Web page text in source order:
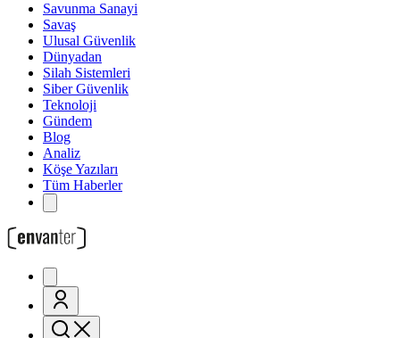
Savunma Sanayi
Savaş
Ulusal Güvenlik
Dünyadan
Silah Sistemleri
Siber Güvenlik
Teknoloji
Gündem
Blog
Analiz
Köşe Yazıları
Tüm Haberler